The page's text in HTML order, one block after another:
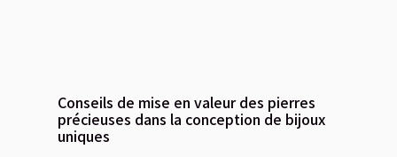
Conseils de mise en valeur des pierres
précieuses dans la conception de bijoux
uniques